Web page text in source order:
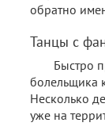
обратно
Танцы с
Быстро
болельщика
Несколько
уже на